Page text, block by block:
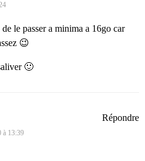
le passer a minima a 16go car
😉
🙂
à 13:39
Répondre